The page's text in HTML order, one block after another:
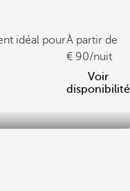
idéal pourÀ partir de
90/nuit
Voir
disponibilité